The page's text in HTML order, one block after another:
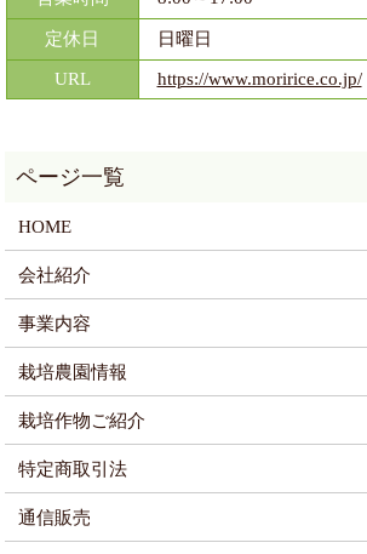
定休日 日曜日
URL https://www.moririce.co.jp/
HOME
会社紹介
事業内容
栽培農園情報
栽培作物ご紹介
特定商取引法
通信販売